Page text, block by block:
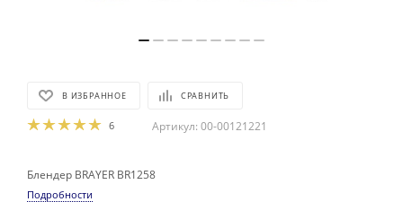
В ИЗБРАННОЕ СРАВНИТЬ
6 Артикул: 00-00121221
Блендер BRAYER BR1258
Подробности